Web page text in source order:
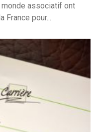
associatif ont
France pour...